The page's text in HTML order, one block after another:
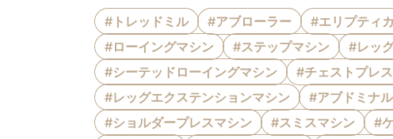
#トレッドミル #アブローラー #エリプティ
#ローイングマシン
#ステップマシン #レッ
#シーテッドローイングマシン
#チェストプレ
#レッグエクステンションマシン
#アブドミナ
#ショルダープレスマシン
#スミスマシン #